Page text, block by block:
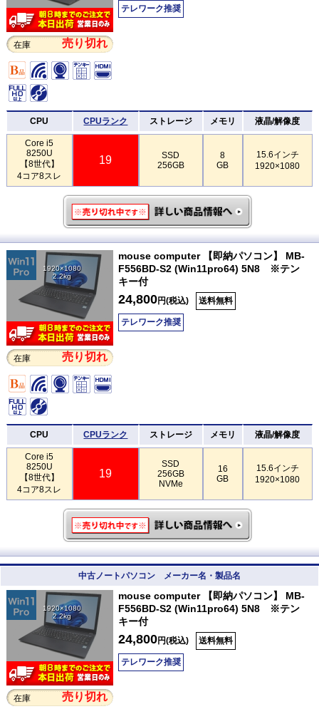
在庫 売り切れ
テレワーク推奨
CPU CPUランク ストレージ メモリ 液晶/解像度
Core i5
8250U
【8世代】
4コア8スレ
19
SSD
256GB
8
GB
15.6インチ
1920×1080
1920×1080
2.2kg
在庫 売り切れ
mouse computer 【即納パソコン】 MB-
F556BD-S2 (Win11pro64) 5N8 ※テン
キー付
24,800円(税込) 送料無料
テレワーク推奨
CPU CPUランク ストレージ メモリ 液晶/解像度
Core i5
8250U
【8世代】
4コア8スレ
19
SSD
256GB
NVMe
16
GB
15.6インチ
1920×1080
中古ノートパソコン メーカー名・製品名
1920×1080
2.2kg
在庫 売り切れ
mouse computer 【即納パソコン】 MB-
F556BD-S2 (Win11pro64) 5N8 ※テン
キー付
24,800円(税込) 送料無料
テレワーク推奨